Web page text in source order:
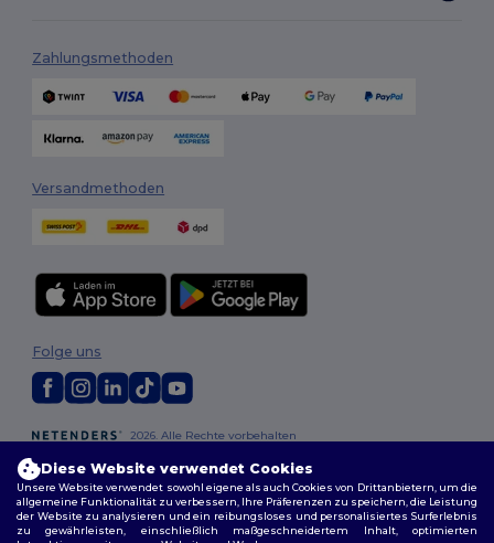
Zahlungsmethoden
Versandmethoden
2026. Alle Rechte vorbehalten
Datenschutzbestimmungen|Cookie-Richtlinie|
Folge uns
Diese Website verwendet Cookies
Unsere Website verwendet sowohl eigene als auch Cookies von Drittanbietern, um die
allgemeine Funktionalität zu verbessern, Ihre Präferenzen zu speichern, die Leistung
der Website zu analysieren und ein reibungsloses und personalisiertes Surferlebnis
zu gewährleisten, einschließlich maßgeschneidertem Inhalt, optimierten